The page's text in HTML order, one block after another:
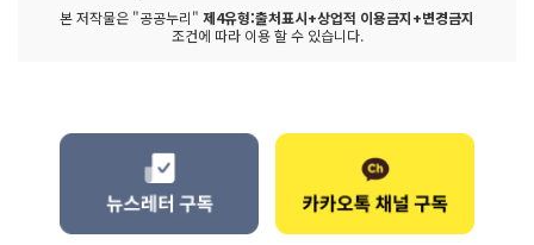
본 저작물은 "공공누리" 제4유형:출처표시+상업적 이용금지+변경금지
조건에 따라 이용 할 수 있습니다.